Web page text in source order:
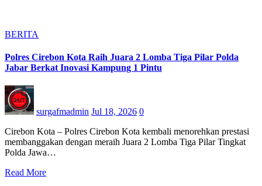
BERITA
Polres Cirebon Kota Raih Juara 2 Lomba Tiga Pilar Polda
Jabar Berkat Inovasi Kampung 1 Pintu
surgafmadmin Jul 18, 2026 0
Cirebon Kota – Polres Cirebon Kota kembali menorehkan prestasi
membanggakan dengan meraih Juara 2 Lomba Tiga Pilar Tingkat
Polda Jawa…
Read More